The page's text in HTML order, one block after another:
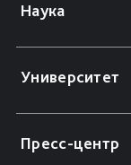
Наука
Университет
Пресс-центр